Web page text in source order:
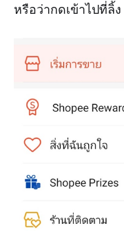
หรือว่ากดเข้าไปที่ลิ้ง